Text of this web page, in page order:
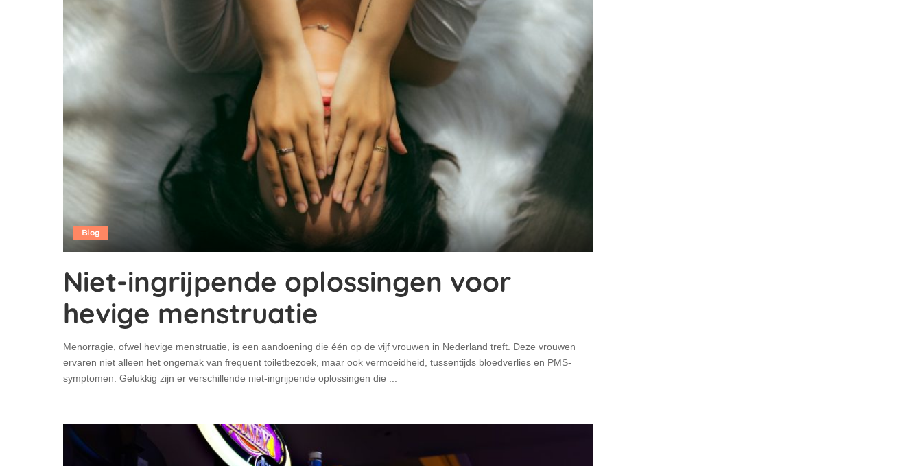
Blog
Niet-ingrijpende oplossingen voor
hevige menstruatie
Menorragie, ofwel hevige menstruatie, is een aandoening die één op de vijf vrouwen in Nederland treft. Deze vrouwen
ervaren niet alleen het ongemak van frequent toiletbezoek, maar ook vermoeidheid, tussentijds bloedverlies en PMS-
symptomen. Gelukkig zijn er verschillende niet-ingrijpende oplossingen die ...